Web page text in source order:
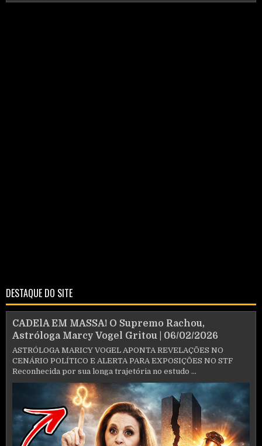
DESTAQUE DO SITE
CADElA EM MASSA! O Supremo Rachou,
Astróloga Marcy Vogel Gritou | 06/02/2026
ASTRÓLOGA MARICY VOGEL APONTA REVELAÇÕES NO
CENÁRIO POLÍTICO E ALERTA PARA EXPOSIÇÕES NO STF
Reconhecida por sua longa trajetória no estudo ...